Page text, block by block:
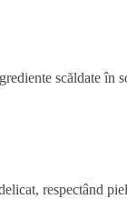
scăldate în
respectând